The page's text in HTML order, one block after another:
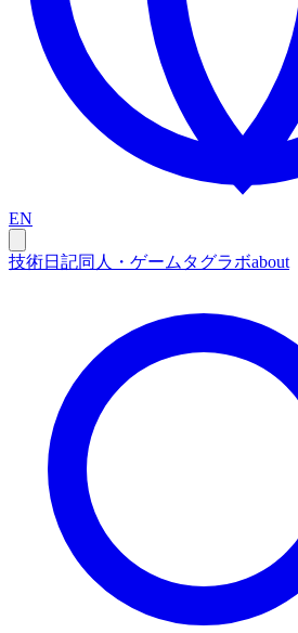
EN
技術日記同人・ゲーム タグラボabout